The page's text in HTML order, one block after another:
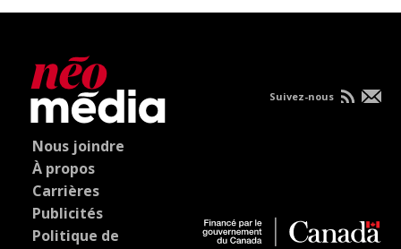
Nous joindre
À propos
Carrières
Publicités
Politique de
Suivez-nous